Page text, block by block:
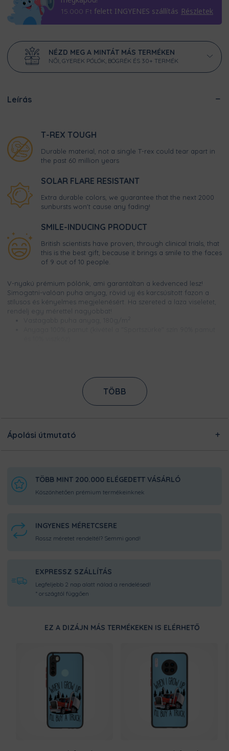
15.000 Ft felett INGYENES szállítás Részletek
NÉZD MEG A MINTÁT MÁS TERMÉKEN
NŐI, GYEREK PÓLÓK, BÖGRÉK ÉS 30+ TERMÉK
Leírás
T-REX TOUGH
Durable material, not a single T-rex could tear apart in
the past 60 million years
SOLAR FLARE RESISTANT
Extra durable colors, we guarantee that the next 2000
sunbursts won't cause any fading!
SMILE-INDUCING PRODUCT
British scientists have proven, through clinical trials, that
this is the best gift, because it brings a smile to the faces
of 9 out of 10 people.
V-nyakú prémium pólónk, ami garantáltan a kedvenced lesz!
Simogatni-valóan puha anyag, rövid ujj és karcsúsított fazon a
stílusos és kényelmes megjelenésért. Ha szereted a laza viseletet,
rendelj egy mérettel nagyobbat!
élénk színű, szellőzik és évekig garantáltan kopásmentes
Nem nyúlik és nem zsugorodik
Ezt a terméket a kínálatunkban megtalálható designokból
azon dolgoznak, hogy minél gyorsabban elkészüljenek a
rendeléseddel, és még frissen és ropogósan, kerüljön
TÖBB
Ápolási útmutató
TÖBB MINT 200.000 ELÉGEDETT VÁSÁRLÓ
Köszönhetően prémium termékeinknek
INGYENES MÉRETCSERE
Rossz méretet rendeltél? Semmi gond!
EXPRESSZ SZÁLLÍTÁS
Legfeljebb 2 nap alatt nálad a rendelésed!
* országtól függően
EZ A DIZÁJN MÁS TERMÉKEKEN IS ELÉRHETŐ